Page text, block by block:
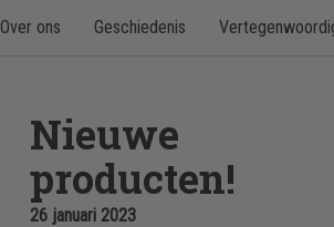
Over ons Geschiedenis
Nieuwe
producten!
26 januari 2023